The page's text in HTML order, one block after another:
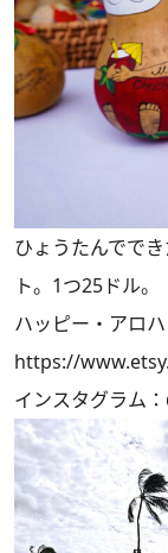
ひょうたんでで
ト。1つ25ドル。
ハッピー・アロ
https://
インスタグラム：